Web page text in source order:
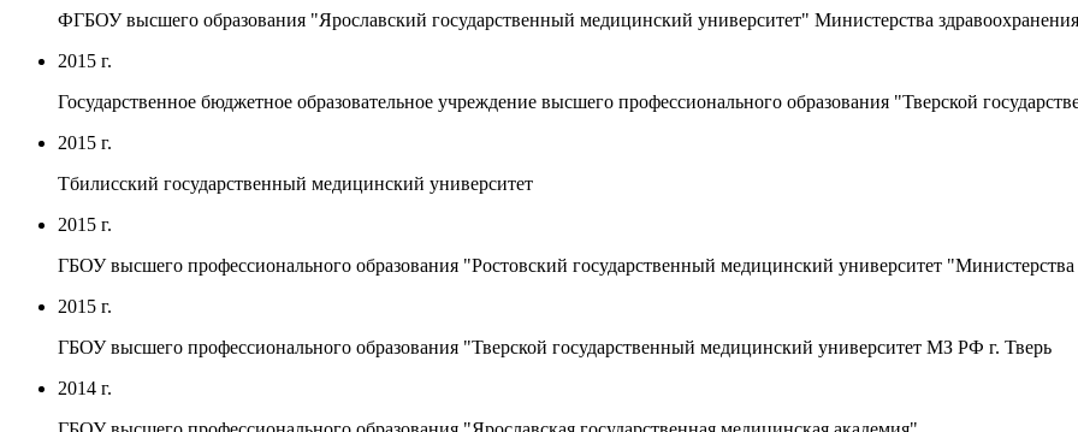
ФГБОУ высшего образования "Ярославский государственный медицинский университет" Министерства
2015 г.
Государственное бюджетное образовательное учреждение высшего профессионального образования "Тверской
2015 г.
Тбилисский государственный медицинский университет
2015 г.
ГБОУ высшего профессионального образования "Ростовский государственный медицинский университет
2015 г.
ГБОУ высшего профессионального образования "Тверской государственный медицинский университет МЗ РФ г. Тверь
2014 г.